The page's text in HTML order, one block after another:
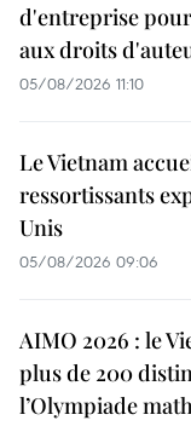
d'entreprise
aux droits
05/08/2026 11:10
Le Vietnam
ressortissants
Unis
05/08/2026 09:06
AIMO 2026 : le
plus de 200
l’Olympiade